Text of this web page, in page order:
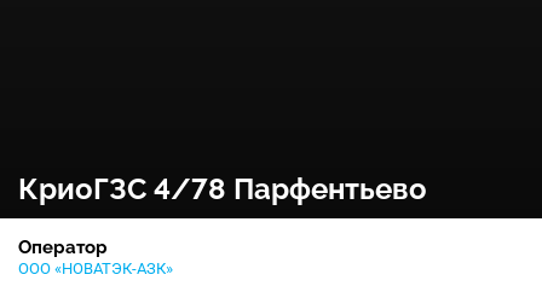
КриоГЗС 4/78 Парфентьево
Оператор
ООО «НОВАТЭК-АЗК»